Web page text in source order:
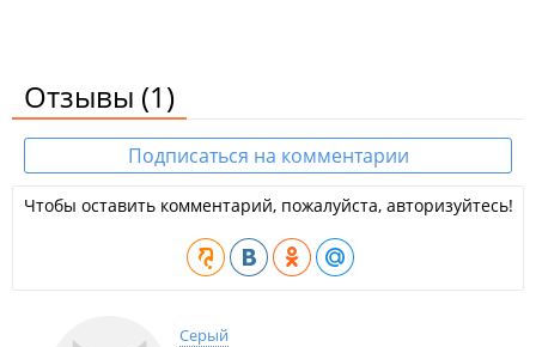
Отзывы (1)
Подписаться на комментарии
Чтобы оставить комментарий, пожалуйста, авторизуйтесь!
Серый